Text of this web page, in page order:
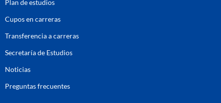
Plan de estudios
Cupos en carreras
Transferencia a carreras
Secretaría de Estudios
Noticias
Preguntas frecuentes